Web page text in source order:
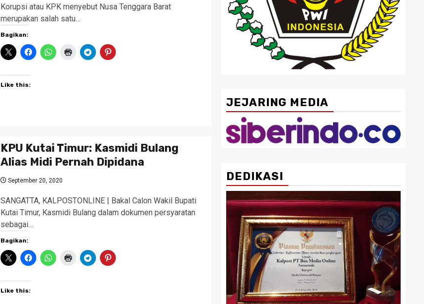
Korupsi atau KPK menyebut Nusa Tenggara Barat
merupakan salah satu…
Bagikan:
Like this:
KPU Kutai Timur: Kasmidi Bulang
Alias Midi Pernah Dipidana
September 20, 2020
SANGATTA, KALPOSTONLINE | Bakal Calon Wakil Bupati
Kutai Timur, Kasmidi Bulang dalam dokumen persyaratan
sebagai…
Bagikan:
Like this:
JEJARING MEDIA
DEDIKASI